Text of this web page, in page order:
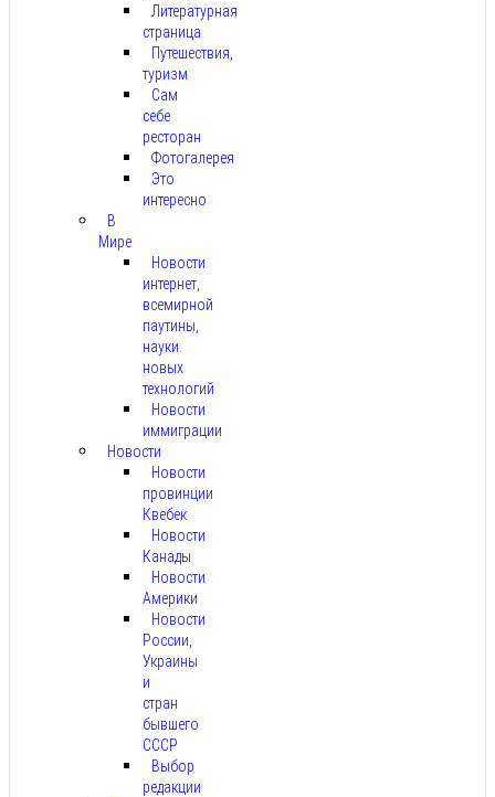
Литературная
страница
Путешествия,
туризм
Сам
себе
ресторан
Фотогалерея
Это
интересно
В
Мире
Новости
интернет,
всемирной
паутины,
науки.
новых
технологий
Новости
иммиграции
Новости
Новости
провинции
Квебек
Новости
Канады
Новости
Америки
Новости
России,
Украины
и
стран
бывшего
СССР
Выбор
редакции